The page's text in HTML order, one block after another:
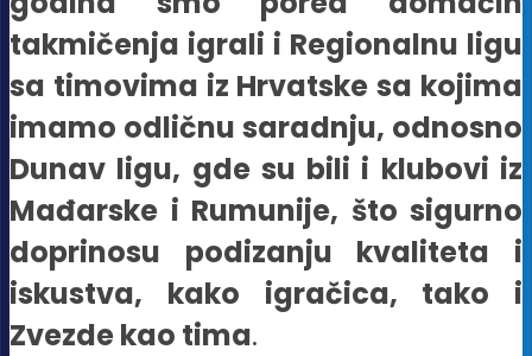
takmičenja igrali i Regionalnu ligu
sa timovima iz Hrvatske sa kojima
imamo odličnu saradnju, odnosno
Dunav ligu, gde su bili i klubovi iz
Mađarske i Rumunije, što sigurno
doprinosu podizanju kvaliteta i
iskustva, kako igračica, tako i
Zvezde kao tima.